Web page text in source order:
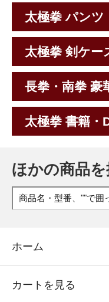
太極拳 パンツ
太極拳 剣ケー
長拳・南拳 豪
太極拳 書籍・
ほかの商品
ホーム
カートを見る